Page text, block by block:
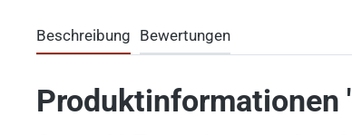
Beschreibung Bewertungen
Produktinformationen